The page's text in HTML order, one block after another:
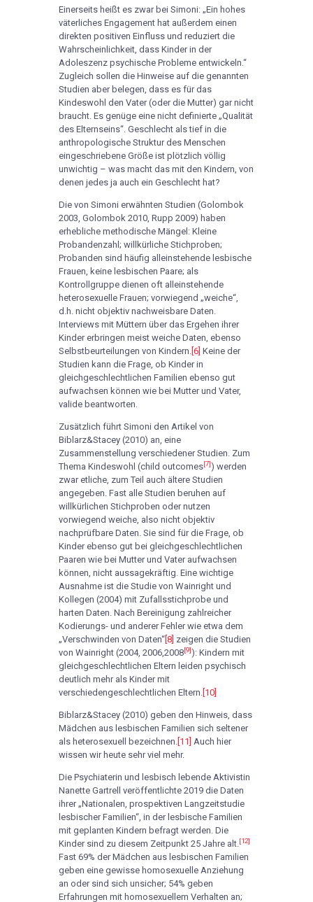
Einerseits heißt es zwar bei Simoni: „Ein hohes
väterliches Engagement hat außerdem einen
direkten positiven Einfluss und reduziert die
Wahrscheinlichkeit, dass Kinder in der
Adoleszenz psychische Probleme entwickeln.“
Zugleich sollen die Hinweise auf die genannten
Studien aber belegen, dass es für das
Kindeswohl den Vater (oder die Mutter) gar nicht
braucht. Es genüge eine nicht definierte „Qualität
des Elternseins“. Geschlecht als tief in die
anthropologische Struktur des Menschen
eingeschriebene Größe ist plötzlich völlig
unwichtig – was macht das mit den Kindern, von
denen jedes ja auch ein Geschlecht hat?
Die von Simoni erwähnten Studien (Golombok
2003, Golombok 2010, Rupp 2009) haben
erhebliche methodische Mängel: Kleine
Probandenzahl; willkürliche Stichproben;
Probanden sind häufig alleinstehende lesbische
Frauen, keine lesbischen Paare; als
Kontrollgruppe dienen oft alleinstehende
heterosexuelle Frauen; vorwiegend „weiche“,
d.h. nicht objektiv nachweisbare Daten.
Interviews mit Müttern über das Ergehen ihrer
Kinder erbringen meist weiche Daten, ebenso
Selbstbeurteilungen von Kindern. [6] Keine der
Studien kann die Frage, ob Kinder in
gleichgeschlechtlichen Familien ebenso gut
aufwachsen können wie bei Mutter und Vater,
valide beantworten.
Zusätzlich führt Simoni den Artikel von
Biblarz&Stacey (2010) an, eine
Zusammenstellung verschiedener Studien. Zum
Thema Kindeswohl (child outcomes[7]) werden
zwar etliche, zum Teil auch ältere Studien
angegeben. Fast alle Studien beruhen auf
willkürlichen Stichproben oder nutzen
vorwiegend weiche, also nicht objektiv
nachprüfbare Daten. Sie sind für die Frage, ob
Kinder ebenso gut bei gleichgeschlechtlichen
Paaren wie bei Mutter und Vater aufwachsen
können, nicht aussagekräftig. Eine wichtige
Ausnahme ist die Studie von Wainright und
Kollegen (2004) mit Zufallsstichprobe und
harten Daten. Nach Bereinigung zahlreicher
Kodierungs- und anderer Fehler wie etwa dem
„Verschwinden von Daten“ [8] zeigen die Studien
von Wainright (2004, 2006,2008[9]): Kindern mit
gleichgeschlechtlichen Eltern leiden psychisch
deutlich mehr als Kinder mit
verschiedengeschlechtlichen Eltern. [10]
Biblarz&Stacey (2010) geben den Hinweis, dass
Mädchen aus lesbischen Familien sich seltener
als heterosexuell bezeichnen. [11] Auch hier
wissen wir heute sehr viel mehr.
Die Psychiaterin und lesbisch lebende Aktivistin
Nanette Gartrell veröffentlichte 2019 die Daten
ihrer „Nationalen, prospektiven Langzeitstudie
lesbischer Familien“, in der lesbische Familien
mit geplanten Kindern befragt werden. Die
Kinder sind zu diesem Zeitpunkt 25 Jahre alt.[12]
Fast 69% der Mädchen aus lesbischen Familien
geben eine gewisse homosexuelle Anziehung
an oder sind sich unsicher; 54% geben
Erfahrungen mit homosexuellem Verhalten an;